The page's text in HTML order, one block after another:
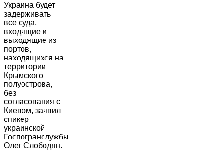
Украина будет
задерживать
все суда,
входящие и
выходящие из
портов,
находящихся на
территории
Крымского
полуострова,
без
согласования с
Киевом, заявил
спикер
украинской
Госпогранслужбы
Олег Слободян.